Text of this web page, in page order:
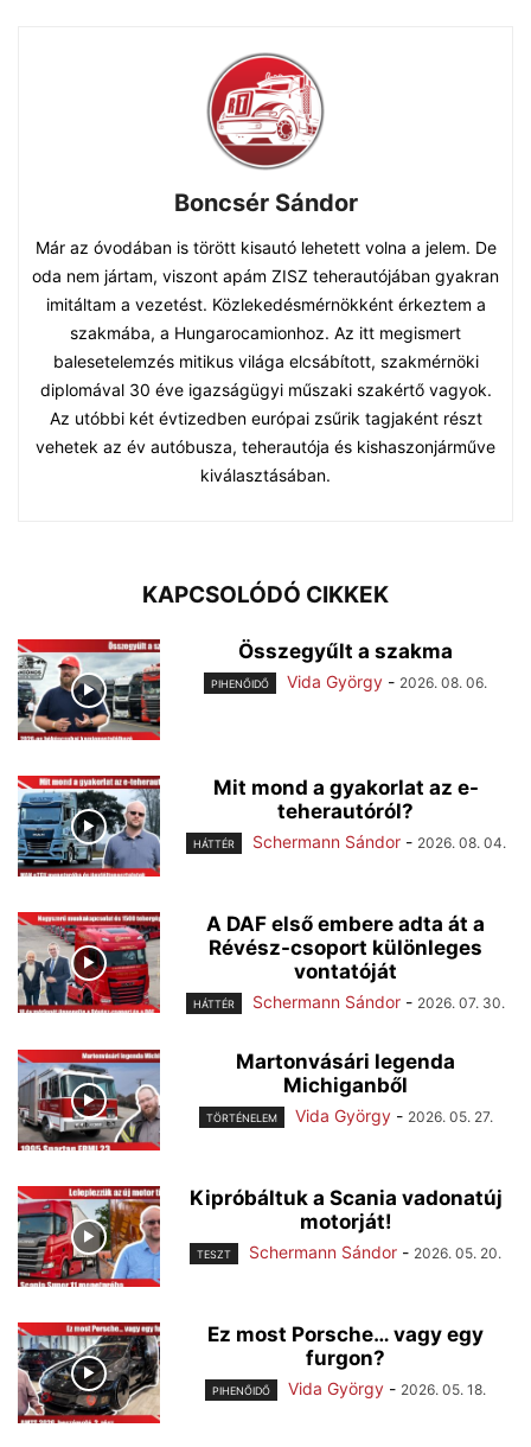
Boncsér Sándor
Már az óvodában is törött kisautó lehetett volna a jelem. De
oda nem jártam, viszont apám ZISZ teherautójában gyakran
imitáltam a vezetést. Közlekedésmérnökként érkeztem a
szakmába, a Hungarocamionhoz. Az itt megismert
balesetelemzés mitikus világa elcsábított, szakmérnöki
diplomával 30 éve igazságügyi műszaki szakértő vagyok.
Az utóbbi két évtizedben európai zsűrik tagjaként részt
vehetek az év autóbusza, teherautója és kishaszonjárműve
kiválasztásában.
KAPCSOLÓDÓ CIKKEK
Összegyűlt a szakma
PIHENŐIDŐ Vida György - 2026. 08. 06.
Mit mond a gyakorlat az e-
teherautóról?
HÁTTÉR Schermann Sándor - 2026. 08. 04.
A DAF első embere adta át a
Révész-csoport különleges
vontatóját
HÁTTÉR Schermann Sándor - 2026. 07. 30.
Martonvásári legenda
Michiganből
TÖRTÉNELEM Vida György - 2026. 05. 27.
Kipróbáltuk a Scania vadonatúj
motorját!
TESZT Schermann Sándor - 2026. 05. 20.
Ez most Porsche… vagy egy
furgon?
PIHENŐIDŐ Vida György - 2026. 05. 18.